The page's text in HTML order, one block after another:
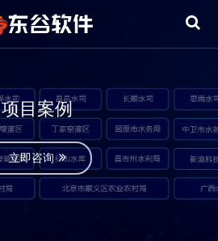
项目案例
立即咨询